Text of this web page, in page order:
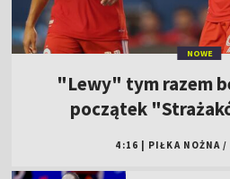
NOWE
"Lewy" tym razem
początek
4:16 PIŁKA NOŻNA /